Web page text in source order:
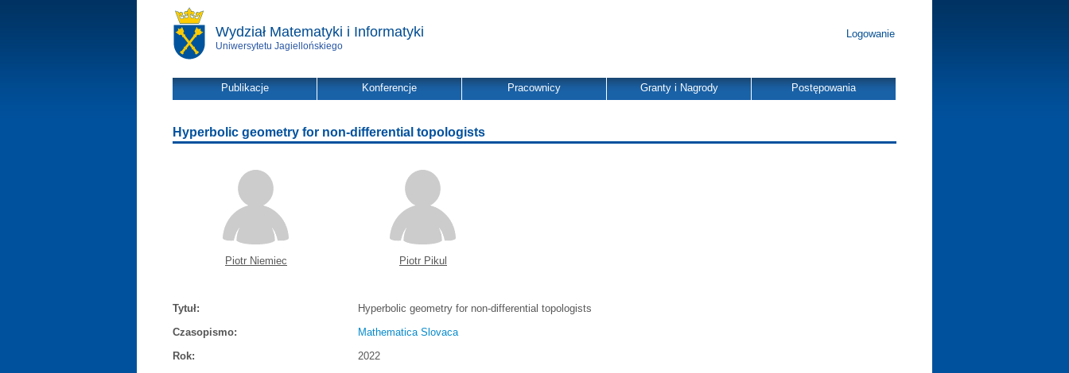
Wydział Matematyki i Informatyki
Uniwersytetu Jagiellońskiego
Logowanie
Publikacje Konferencje Pracownicy Granty i Nagrody Postępowania
Hyperbolic geometry for non-differential topologists
Piotr Niemiec Piotr Pikul
Tytuł:
Hyperbolic geometry for non-differential topologists
Czasopismo:
Mathematica Slovaca
Rok:
2022